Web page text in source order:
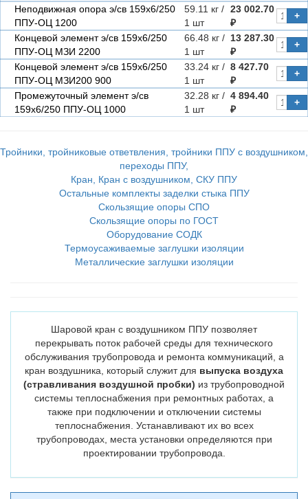
Неподвижная опора э/св 159х6/250
ППУ-ОЦ 1200
59.11 кг /
1 шт
23 002.70
₽
+
Концевой элемент э/св 159х6/250
ППУ-ОЦ МЗИ 2200
66.48 кг /
1 шт
13 287.30
₽
+
Концевой элемент э/св 159х6/250
ППУ-ОЦ МЗИ200 900
33.24 кг /
1 шт
8 427.70
₽
+
Промежуточный элемент э/св
159х6/250 ППУ-ОЦ 1000
32.28 кг /
1 шт
4 894.40
₽
+
Тройники, тройниковые ответвления, тройники ППУ с воздушником,
переходы ППУ,
Кран, Кран с воздушником, СКУ ППУ
Остальные комплекты заделки стыка ППУ
Скользящие опоры СПО
Скользящие опоры по ГОСТ
Оборудование СОДК
Термоусаживаемые заглушки изоляции
Металлические заглушки изоляции
Шаровой кран с воздушником ППУ позволяет
перекрывать поток рабочей среды для технического
обслуживания трубопровода и ремонта коммуникаций, а
кран воздушника, который служит для выпуска воздуха
(стравливания воздушной пробки) из трубопроводной
системы теплоснабжения при ремонтных работах, а
также при подключении и отключении системы
теплоснабжения. Устанавливают их во всех
трубопроводах, места установки определяются при
проектировании трубопровода.